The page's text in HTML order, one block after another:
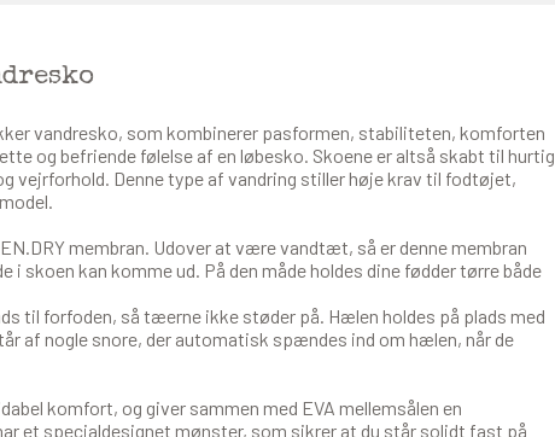
vandresko, som kombinerer pasformen, stabiliteten, komforten
og befriende følelse af en løbesko. Skoene er altså skabt til hurtig
vejrforhold. Denne type af vandring stiller høje krav til fodtøjet,
membran. Udover at være vandtæt, så er denne membran
i skoen kan komme ud. På den måde holdes dine fødder tørre både
til forfoden, så tæerne ikke støder på. Hælen holdes på plads med
af nogle snore, der automatisk spændes ind om hælen, når de
komfort, og giver sammen med EVA mellemsålen en
et specialdesignet mønster, som sikrer at du står solidt fast på